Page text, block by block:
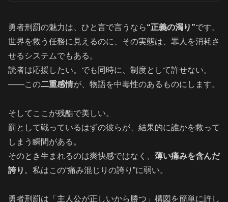
勇者刑罰の魅力は、ひと言で言うなら“正義の濁り”です。
世界を救う任務に見えるのに、その実態は、罪人を消耗さ
せるシステムでもある。
読者は応援したい。でも同時に、制度として許せない。
――この二重感情が、物語を中毒性のあるものにします。
そしてここが残酷で美しい。
罰として戦っているはずの彼らが、結果的に誰かを救って
しまう瞬間がある。
そのとき生まれるのは爽快感ではなく、 薄い痛みを含んだ
誇り 。私はこの“痛み混じりの誇り”に弱い。
勇者刑罰は「主人公が正しいから勝つ」構図を簡単に許し